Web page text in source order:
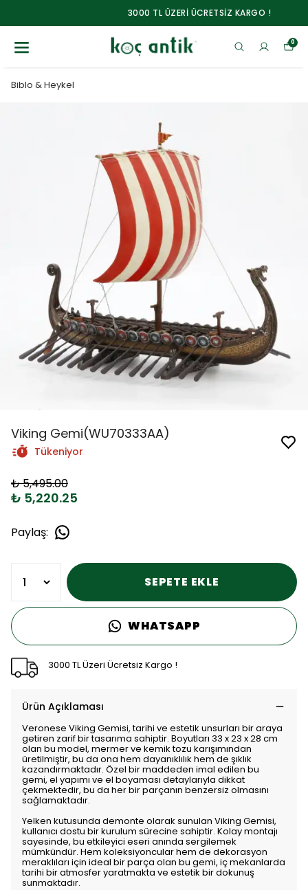
3000 TL ÜZERİ ÜCRETSİZ KARGO !
0
Biblo & Heykel
Viking Gemi(WU70333AA)
Tükeniyor
₺ 5,495.00
₺ 5,220.25
Paylaş:
SEPETE EKLE
WHATSAPP
3000 TL Üzeri Ücretsiz Kargo !
Ürün Açıklaması
Veronese Viking Gemisi, tarihi ve estetik unsurları bir araya
getiren zarif bir tasarıma sahiptir. Boyutları 33 x 23 x 28 cm
olan bu model, mermer ve kemik tozu karışımından
üretilmiştir, bu da ona hem dayanıklılık hem de şıklık
kazandırmaktadır. Özel bir maddeden imal edilen bu
gemi, el yapımı ve el boyaması detaylarıyla dikkat
çekmektedir, bu da her bir parçanın benzersiz olmasını
sağlamaktadır.
Yelken kutusunda demonte olarak sunulan Viking Gemisi,
kullanıcı dostu bir kurulum sürecine sahiptir. Kolay montajı
sayesinde, bu etkileyici eseri anında sergilemek
mümkündür. Hem koleksiyoncular hem de dekorasyon
meraklıları için ideal bir parça olan bu gemi, iç mekanlarda
tarihi bir atmosfer yaratmakta ve estetik bir dokunuş
sunmaktadır.